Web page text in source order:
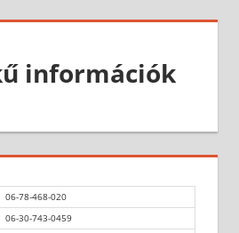
információk
06-78-468-020
06-30-743-0459